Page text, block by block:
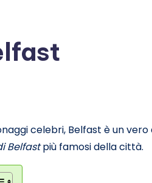
celebri, Belfast è un
Belfastpiù famosi della città.